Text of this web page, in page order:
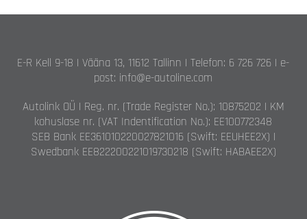
E-R Kell 9-18 | Vääna 13, 11612 Tallinn | Telefon: 6 726 726 | e-
post: info@e-autoline.com
Autolink OÜ | Reg. nr. (Trade Register No.): 10875202 | KM
kohuslase nr. (VAT Indentification No.): EE100772348
SEB Bank EE361010220027821016 (Swift: EEUHEE2X) |
Swedbank EE822200221019730218 (Swift: HABAEE2X)